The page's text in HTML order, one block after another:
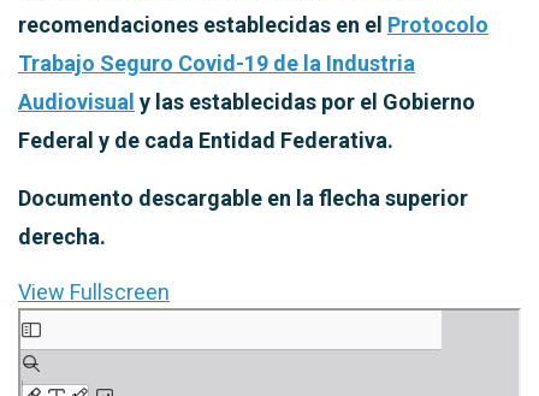
recomendaciones establecidas en el Protocolo
Trabajo Seguro Covid-19 de la Industria
Audiovisual y las establecidas por el Gobierno
Federal y de cada Entidad Federativa.
Documento descargable en la flecha superior
derecha.
View Fullscreen
Saltar
al
contenido